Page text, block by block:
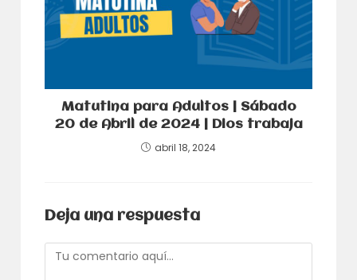
Matutina para Adultos | Sábado
20 de Abril de 2024 | Dios trabaja
abril 18, 2024
Deja una respuesta
Comentario